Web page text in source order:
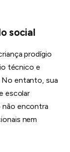
social
prodígio
técnico e
entanto, sua
escolar
não encontra
nem